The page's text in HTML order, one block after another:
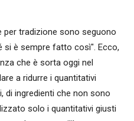
per tradizione sono seguono
si è sempre fatto così". Ecco,
che è sorta oggi nel
a ridurre i quantitativi
di ingredienti che non sono
solo i quantitativi giusti